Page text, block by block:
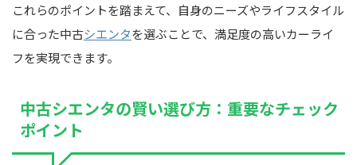
これらのポイントを踏まえて、自身のニーズやライフスタイル
に合った中古シエンタを選ぶことで、満足度の高いカーライ
フを実現できます。
中古シエンタの賢い選び方：重要なチェック
ポイント